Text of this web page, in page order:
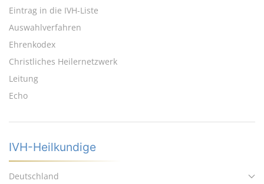
Eintrag in die IVH-Liste
Auswahlverfahren
Ehrenkodex
Christliches Heilernetzwerk
Leitung
Echo
IVH-Heilkundige
Deutschland